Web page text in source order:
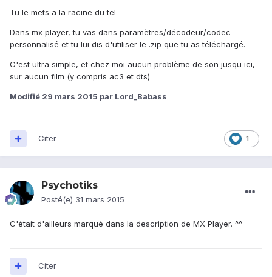
Tu le mets a la racine du tel
Dans mx player, tu vas dans paramètres/décodeur/codec
personnalisé et tu lui dis d'utiliser le .zip que tu as téléchargé.
C'est ultra simple, et chez moi aucun problème de son jusqu ici,
sur aucun film (y compris ac3 et dts)
Modifié 29 mars 2015 par Lord_Babass
1
Citer
Psychotiks
Posté(e) 31 mars 2015
C'était d'ailleurs marqué dans la description de MX Player. ^^
Citer